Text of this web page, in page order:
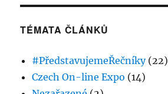
TÉMATA ČLÁNKŮ
#PředstavujemeŘečníky(22)
Czech On-line Expo (14)